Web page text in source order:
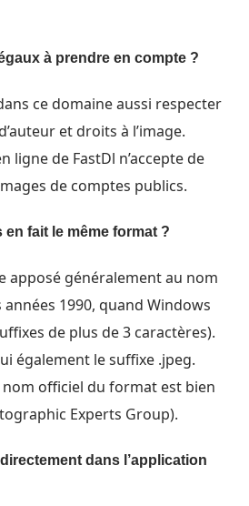
à prendre en compte ?
ce domaine aussi respecter
et droits à l’image.
ligne de FastDl n’accepte de
de comptes publics.
en fait le même format ?
apposé généralement au nom
1990, quand Windows
de plus de 3 caractères).
également le suffixe .jpeg.
officiel du format est bien
Experts Group).
dans l’application